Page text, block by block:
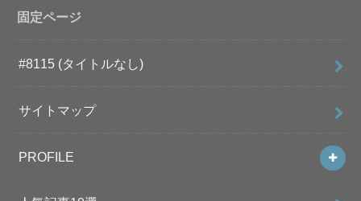
固定ページ
#8115 (タイトルなし)
サイトマップ
PROFILE